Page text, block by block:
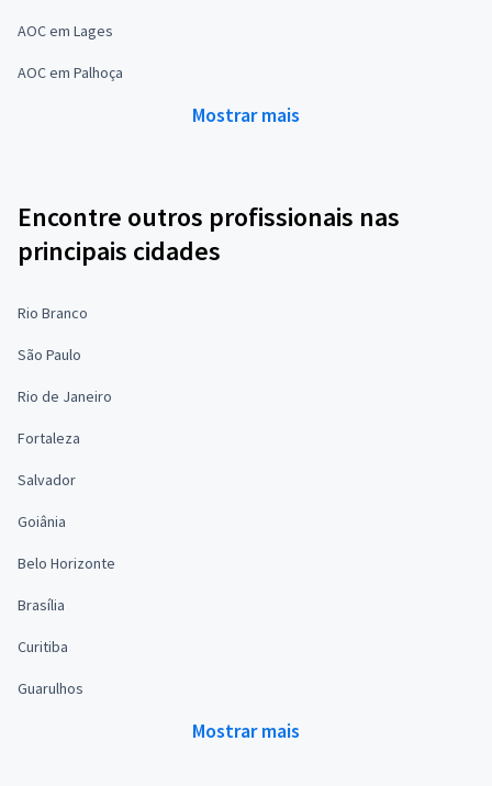
AOC em Lages
AOC em Palhoça
Mostrar mais
Encontre outros profissionais nas
principais cidades
Rio Branco
São Paulo
Rio de Janeiro
Fortaleza
Salvador
Goiânia
Belo Horizonte
Brasília
Curitiba
Guarulhos
Mostrar mais